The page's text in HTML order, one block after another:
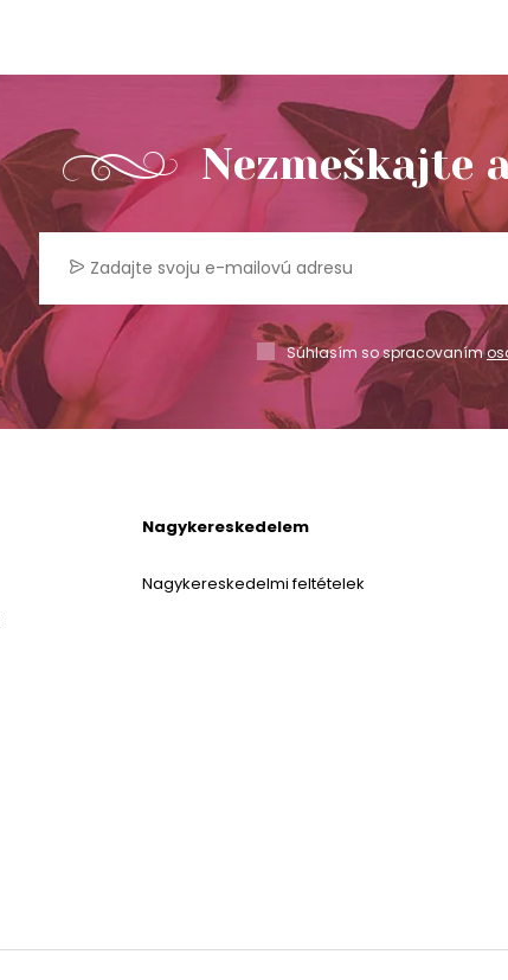
Nezmeškajte
Súhlasím so spracovaním
Nagykereskedelem
Nagykereskedelmi feltételek